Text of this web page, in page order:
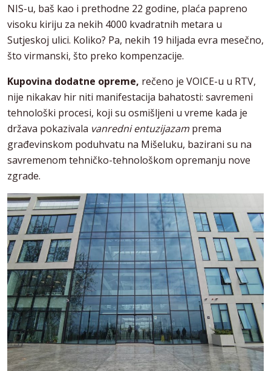
NIS-u, baš kao i prethodne 22 godine, plaća papreno
visoku kiriju za nekih 4000 kvadratnih metara u
Sutjeskoj ulici. Koliko? Pa, nekih 19 hiljada evra mesečno,
što virmanski, što preko kompenzacije.
Kupovina dodatne opreme, rečeno je VOICE-u u RTV,
nije nikakav hir niti manifestacija bahatosti: savremeni
tehnološki procesi, koji su osmišljeni u vreme kada je
država pokazivala vanredni entuzijazam prema
građevinskom poduhvatu na Mišeluku, bazirani su na
savremenom tehničko-tehnološkom opremanju nove
zgrade.